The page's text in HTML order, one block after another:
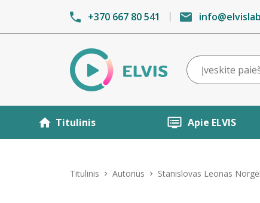
+370 667 80 541
Titulinis Apie ELVIS
Titulinis Autorius Stanislovas Leonas